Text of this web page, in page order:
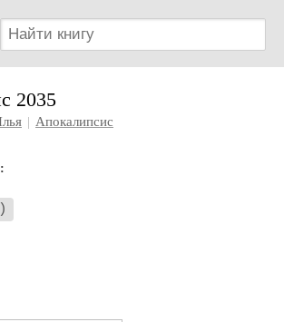
2035
| Апокалипсис